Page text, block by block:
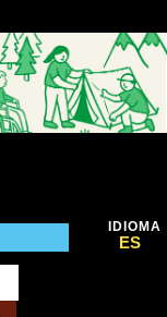
IDIOMA
ES